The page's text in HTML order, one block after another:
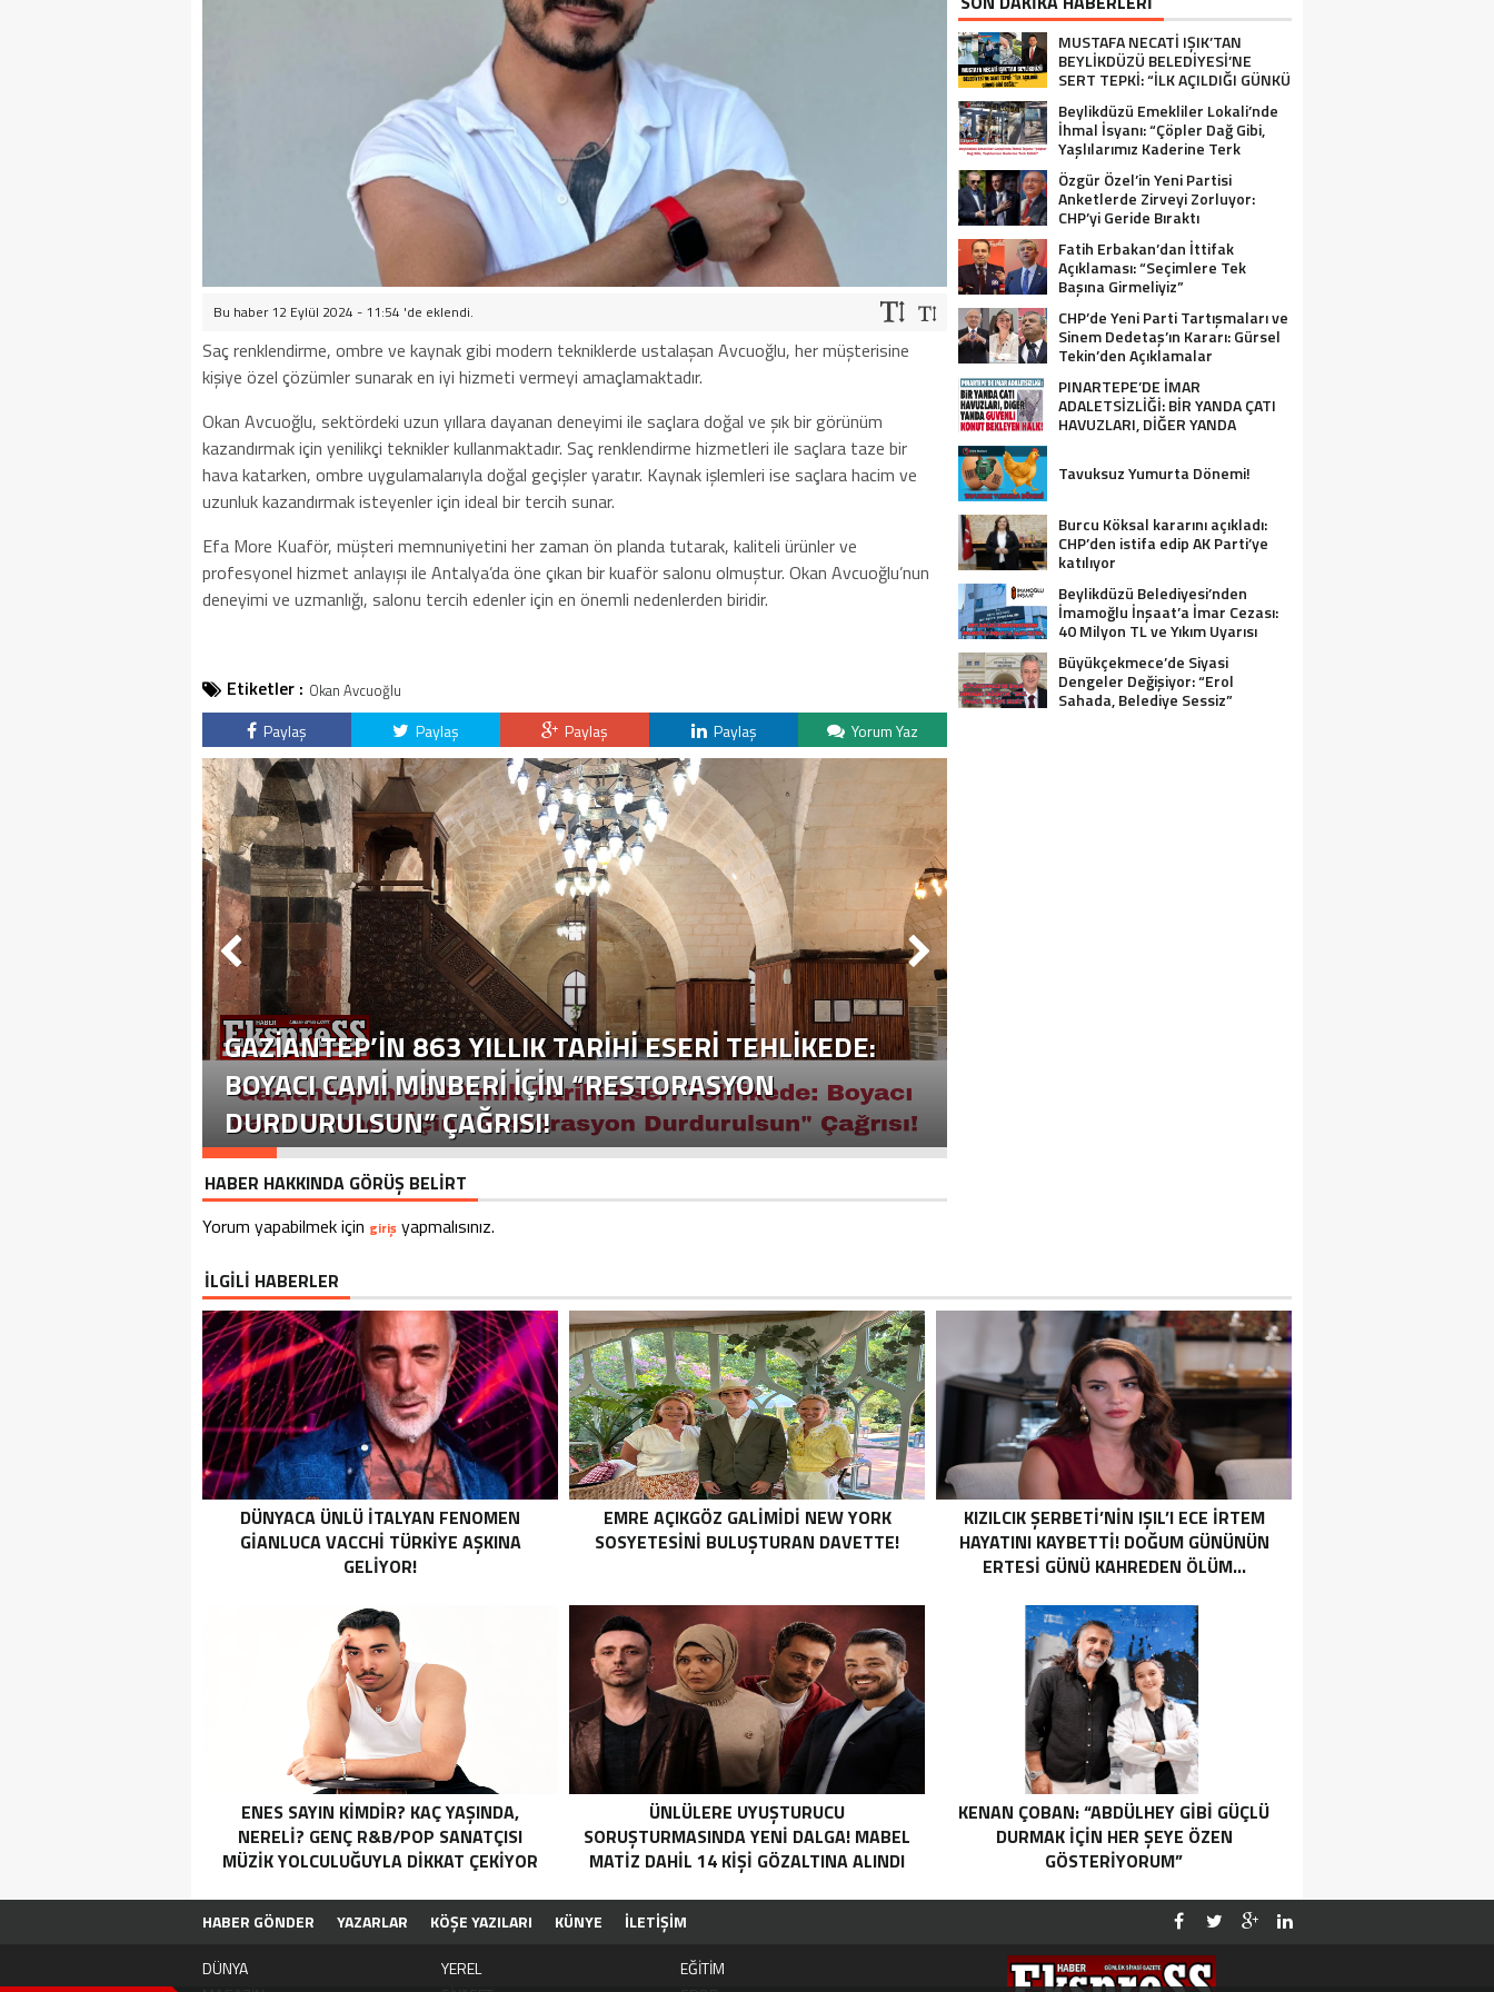
Bu haber 12 Eylül 2024 - 11:54 'de eklendi.
Saç renklendirme, ombre ve kaynak gibi modern tekniklerde ustalaşan Avcuoğlu, her müşterisine
kişiye özel çözümler sunarak en iyi hizmeti vermeyi amaçlamaktadır.
Okan Avcuoğlu, sektördeki uzun yıllara dayanan deneyimi ile saçlara doğal ve şık bir görünüm
kazandırmak için yenilikçi teknikler kullanmaktadır. Saç renklendirme hizmetleri ile saçlara taze bir
hava katarken, ombre uygulamalarıyla doğal geçişler yaratır. Kaynak işlemleri ise saçlara hacim ve
uzunluk kazandırmak isteyenler için ideal bir tercih sunar.
Efa More Kuaför, müşteri memnuniyetini her zaman ön planda tutarak, kaliteli ürünler ve
profesyonel hizmet anlayışı ile Antalya’da öne çıkan bir kuaför salonu olmuştur. Okan Avcuoğlu’nun
deneyimi ve uzmanlığı, salonu tercih edenler için en önemli nedenlerden biridir.
Etiketler : Okan Avcuoğlu
Paylaş Paylaş Paylaş Paylaş Yorum Yaz
GAZIANTEP’IN 863 YILLIK TARIHI ESERI TEHLIKEDE:
BOYACI CAMI MINBERI İÇIN “RESTORASYON
DURDURULSUN” ÇAĞRISI!
HABER HAKKINDA GÖRÜŞ BELİRT
Yorum yapabilmek için giriş yapmalısınız.
MUSTAFA NECATİ IŞIK’TAN
BEYLİKDÜZÜ BELEDİYESİ’NE
SERT TEPKİ: “İLK AÇILDIĞI GÜNKÜ
Beylikdüzü Emekliler Lokali’nde
İhmal İsyanı: “Çöpler Dağ Gibi,
Yaşlılarımız Kaderine Terk
Edildi!”
Özgür Özel’in Yeni Partisi
Anketlerde Zirveyi Zorluyor:
CHP’yi Geride Bıraktı
Fatih Erbakan’dan İttifak
Açıklaması: “Seçimlere Tek
Başına Girmeliyiz”
CHP’de Yeni Parti Tartışmaları ve
Sinem Dedetaş’ın Kararı: Gürsel
Tekin’den Açıklamalar
PINARTEPE’DE İMAR
ADALETSİZLİĞİ: BİR YANDA ÇATI
HAVUZLARI, DİĞER YANDA
Tavuksuz Yumurta Dönemi!
Burcu Köksal kararını açıkladı:
CHP’den istifa edip AK Parti’ye
katılıyor
Beylikdüzü Belediyesi’nden
İmamoğlu İnşaat’a İmar Cezası:
40 Milyon TL ve Yıkım Uyarısı
Büyükçekmece’de Siyasi
Dengeler Değişiyor: “Erol
Sahada, Belediye Sessiz”
İLGİLİ HABERLER
DÜNYACA ÜNLÜ İTALYAN FENOMEN
GIANLUCA VACCHI TÜRKIYE AŞKINA
GELIYOR!
EMRE AÇIKGÖZ GALIMIDI NEW YORK
SOSYETESINI BULUŞTURAN DAVETTE!
KIZILCIK ŞERBETI’NIN IŞIL’I ECE İRTEM
HAYATINI KAYBETTI! DOĞUM GÜNÜNÜN
ERTESI GÜNÜ KAHREDEN ÖLÜM…
ENES SAYIN KIMDIR? KAÇ YAŞINDA,
NERELI? GENÇ R&B/POP SANATÇISI
MÜZIK YOLCULUĞUYLA DIKKAT ÇEKIYOR
ÜNLÜLERE UYUŞTURUCU
SORUŞTURMASINDA YENI DALGA! MABEL
MATIZ DAHIL 14 KIŞI GÖZALTINA ALINDI
KENAN ÇOBAN: “ABDÜLHEY GIBI GÜÇLÜ
DURMAK İÇIN HER ŞEYE ÖZEN
GÖSTERIYORUM”
HABER GÖNDER YAZARLAR KÖŞE YAZILARI KÜNYE
İLETİŞİM
DÜNYA
YEREL
EĞİTİM